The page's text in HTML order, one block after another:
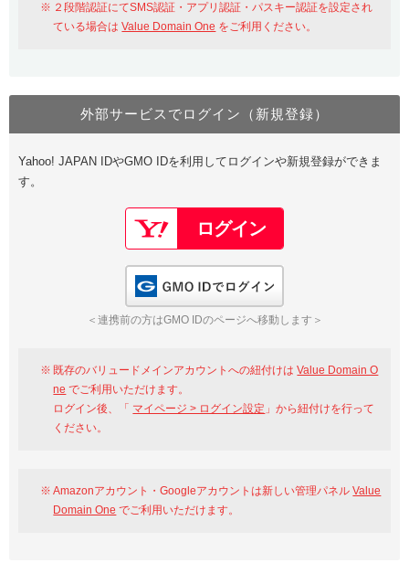
おすすめ One レンタルサーバーを含む最新の機能を使う方
Value Domain Oneにログイン
Google
GMO ID Amazon
※AmazonはValue Domain Oneのログイン画面へ遷移します
Value Domain Oneアカウント作成
以下でも登録可能
Google Yahoo!
GMO ID
２段階認証にてSMS認証・アプリ認証・パスキー認証を設定され
ている場合はValue Domain One をご利用ください。
外部サービスでログイン（新規登録）
Yahoo! JAPAN IDやGMO IDを利用してログインや新規登録ができま
す。
＜連携前の方はGMO IDのページへ移動します＞
既存のバリュードメインアカウントへの紐付けはValue Domain O
ne でご利用いただけます。
ログイン後、「 マイページ > ログイン設定 」から紐付けを行って
ください。
Amazonアカウント・Googleアカウントは新しい管理パネルValue
Domain One でご利用いただけます。